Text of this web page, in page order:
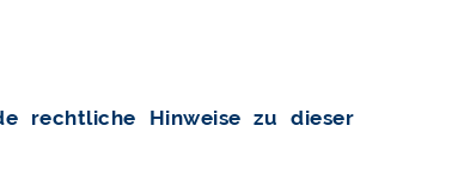
rechtliche Hinweise zu dieser